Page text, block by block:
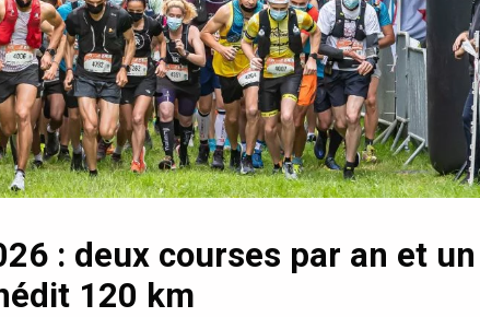
: deux courses par an et un
120 km